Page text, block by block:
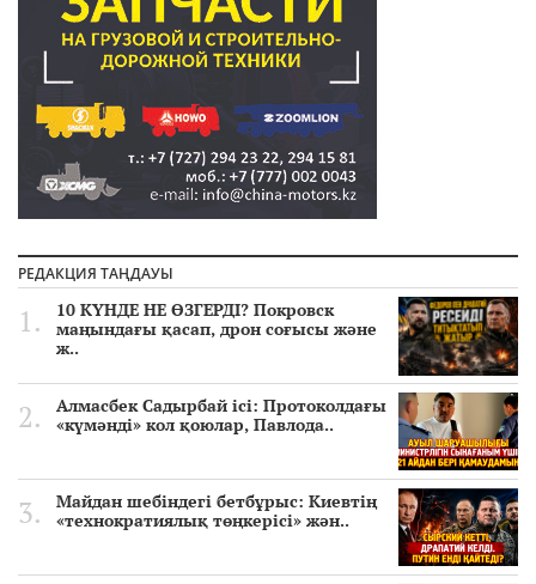
РЕДАКЦИЯ ТАҢДАУЫ
10 КҮНДЕ НЕ ӨЗГЕРДІ? Покровск
маңындағы қасап, дрон соғысы және
ж..
Алмасбек Садырбай ісі: Протоколдағы
«күмәнді» кол қоюлар, Павлода..
Майдан шебіндегі бетбұрыс: Киевтің
«технократиялық төңкерісі» жән..